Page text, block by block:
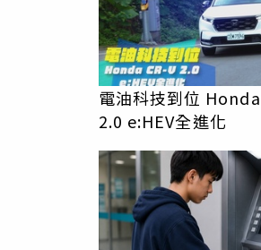
電油科技到位 Honda CR-V
2.0 e:HEV全進化